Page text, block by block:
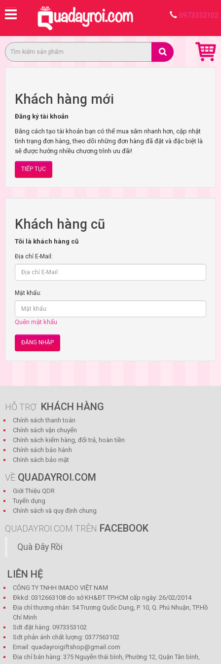
0973353102
Khách hàng mới
Đăng ký tài khoản
Bằng cách tạo tài khoản bạn có thể mua sắm nhanh hơn, cập nhật
tình trạng đơn hàng, theo dõi những đơn hàng đã đặt và đặc biệt là
sẽ được hưởng nhiều chương trình ưu đãi!
TIẾP TỤC
Khách hàng cũ
Tôi là khách hàng cũ
Địa chỉ E-Mail:
Mật khẩu:
Quên mật khẩu
HỖ TRỢ KHÁCH HÀNG
Chính sách thanh toán
Chính sách vận chuyển
Chính sách kiểm hàng, đổi trả, hoàn tiền
Chính sách bảo hành
Chính sách bảo mật
VỀ QUADAYROI.COM
Giới Thiệu QDR
Tuyển dụng
Chính sách và quy định chung
QUADAYROI.COM TRÊN FACEBOOK
Quà Đây Rồi
LIÊN HỆ
CÔNG TY TNHH IMADO VIỆT NAM
Đkkd: 0312663108 do sở KH&ĐT TP.HCM cấp ngày: 26/02/2014
Địa chỉ thương nhân: 54 Trương Quốc Dung, P. 10, Q. Phú Nhuận, TP.Hồ
Chí Minh
Sdt đặt hàng: 0973353102
Sdt phản ánh chất lượng: 0377563102
Email: quadayroigiftshop@gmail.com
Địa chỉ bán hàng: 375 Nguyễn thái bình, Phường 12, Quận Tân bình,